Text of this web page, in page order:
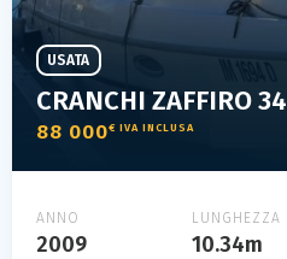
CRANCHI ZAFFIRO 34
88 000€ IVA INCLUSA
USATA
ANNO
2009
LUNGHEZZA
10.34m